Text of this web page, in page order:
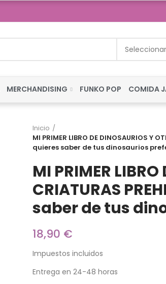
MERCHANDISING FUNKO POP COMIDA
Inicio
MI PRIMER LIBRO DE DINOSAURIOS Y
quieres saber de tus dinosaurios
MI PRIMER LIBRO
CRIATURAS
saber de tus
18,90 €
Impuestos incluidos
Entrega en 24-48 horas